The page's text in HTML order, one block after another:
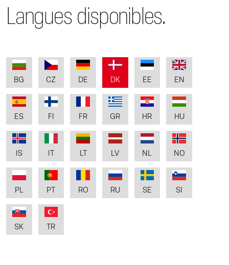
Langues disponibles.
BG CZ DE DK EE EN
ES FI FR GR HR HU
IS LT LV NL NO
PL PT RO RU SE SI
SK TR